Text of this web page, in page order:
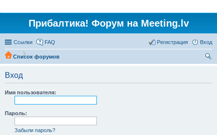
Прибалтика! Форум на Meeting.lv
Ссылки FAQ Вход
Регистрация
Список форумов
Вход
Имя пользователя:
Пароль:
Забыли пароль?